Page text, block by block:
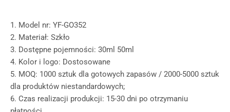
1. Model nr: YF-GO352
2. Materiał: Szkło
3. Dostępne pojemności: 30ml 50ml
4. Kolor i logo: Dostosowane
5. MOQ: 1000 sztuk dla gotowych zapasów / 2000-5000 sztuk
dla produktów niestandardowych;
6. Czas realizacji produkcji: 15-30 dni po otrzymaniu